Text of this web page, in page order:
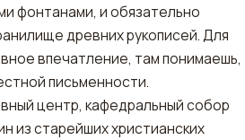
фонтанами, и обязательно
древних рукописей. Для
впечатление, там понимаешь,
письменности.
центр, кафедральный собор
из старейших христианских